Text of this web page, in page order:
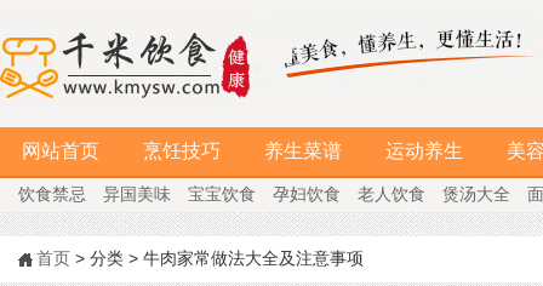
网站首页 烹饪技巧 养生菜谱 运动养生 美
饮食禁忌 异国美味 宝宝饮食 孕妇饮食 老人饮食 煲汤大全
首页 > 分类 > 牛肉家常做法大全及注意事项